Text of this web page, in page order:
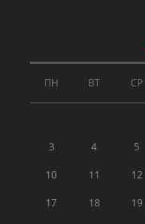
ПН ВТ СР
3 4 5
10 11 12
17 18 19